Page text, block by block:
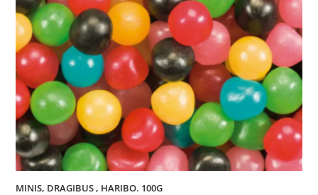
MINIS, DRAGIBUS , HARIBO. 100G